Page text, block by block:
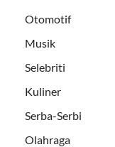
Otomotif
Musik
Selebriti
Kuliner
Serba-Serbi
Olahraga